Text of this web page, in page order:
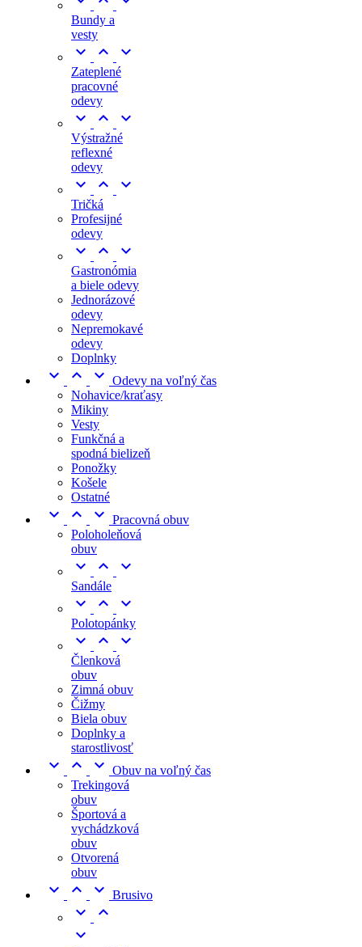
Bundy a
vesty
  
Zateplené
pracovné
odevy
  
Výstražné
reflexné
odevy
  
Tričká
Profesijné
odevy
  
Gastronómia
a biele odevy
Jednorázové
odevy
Nepremokavé
odevy
Doplnky
   Odevy na voľný čas
Nohavice/kraťasy
Mikiny
Vesty
Funkčná a
spodná bielizeň
Ponožky
Košele
Ostatné
   Pracovná obuv
Poloholeňová
obuv
  
Sandále
  
Polotopánky
  
Členková
obuv
Zimná obuv
Čižmy
Biela obuv
Doplnky a
starostlivosť
   Obuv na voľný čas
Trekingová
obuv
Športová a
vychádzková
obuv
Otvorená
obuv
   Brusivo


